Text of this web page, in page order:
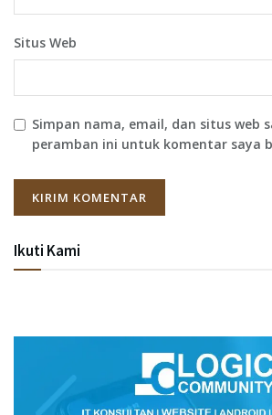
Situs Web
Simpan nama, email, dan situs web
peramban ini untuk komentar saya
Ikuti Kami